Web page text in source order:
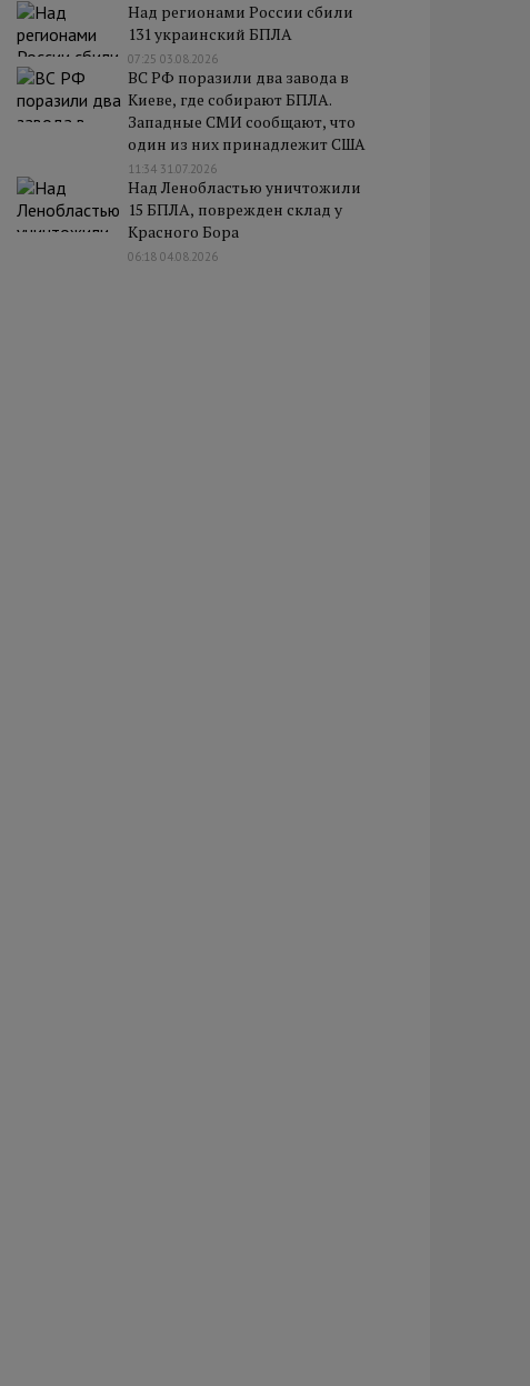
Над регионами России сбили
131 украинский БПЛА
07:25 03.08.2026
ВС РФ поразили два завода в
Киеве, где собирают БПЛА.
Западные СМИ сообщают, что
один из них принадлежит США
11:34 31.07.2026
Над Ленобластью уничтожили
15 БПЛА, поврежден склад у
Красного Бора
06:18 04.08.2026